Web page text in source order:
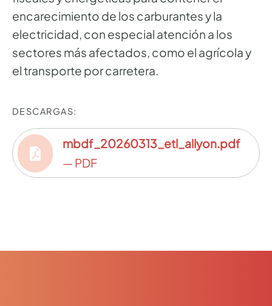
encarecimiento de los carburantes y la
electricidad, con especial atención a los
sectores más afectados, como el agrícola y
el transporte por carretera.
DESCARGAS:
mbdf_20260313_etl_allyon.pdf
— PDF